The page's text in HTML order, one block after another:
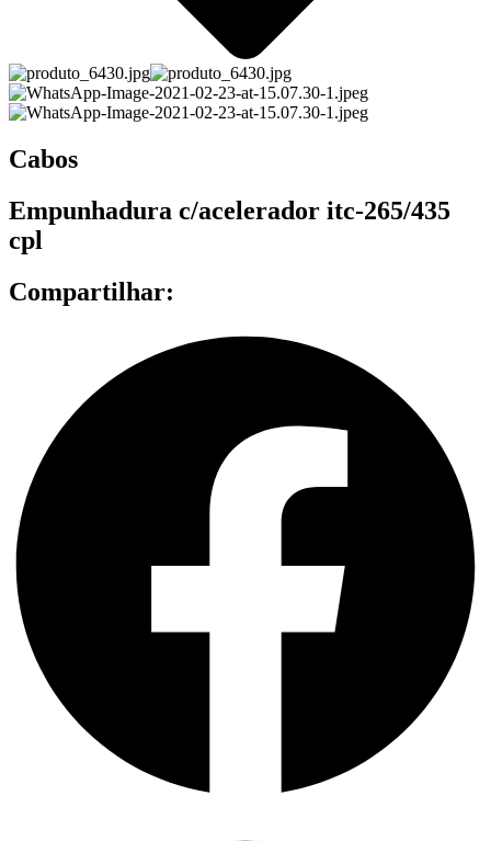
Cabos
Empunhadura c/acelerador itc-265/435
cpl
Compartilhar: